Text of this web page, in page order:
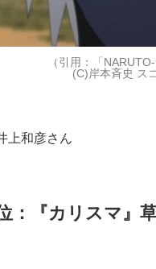
（引用：「
(C)岸本斉史 ス
上和彦さん
：『カリスマ』